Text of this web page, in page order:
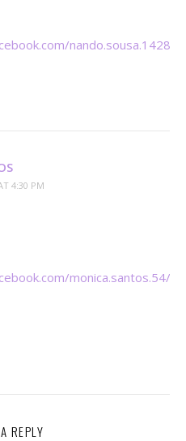
4:30 PM
monica.santos.54/
REPLY